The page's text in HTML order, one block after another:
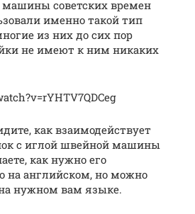
советских времен
именно такой тип
из них до сих пор
не имеют к ним никаких
как взаимодействует
с иглой швейной машины
как нужно его
на английском, но можно
нужном вам языке.